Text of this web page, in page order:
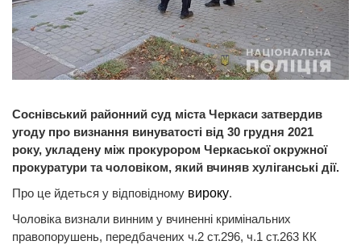
Соснівський районний суд міста Черкаси затвердив
угоду про визнання винуватості від 30 грудня 2021
року, укладену між прокурором Черкаської окружної
прокуратури та чоловіком, який вчиняв хуліганські дії.
Про це йдеться у відповідному вироку.
Чоловіка визнали винним у вчиненні кримінальних
правопорушень, передбачених ч.2 ст.296, ч.1 ст.263 КК